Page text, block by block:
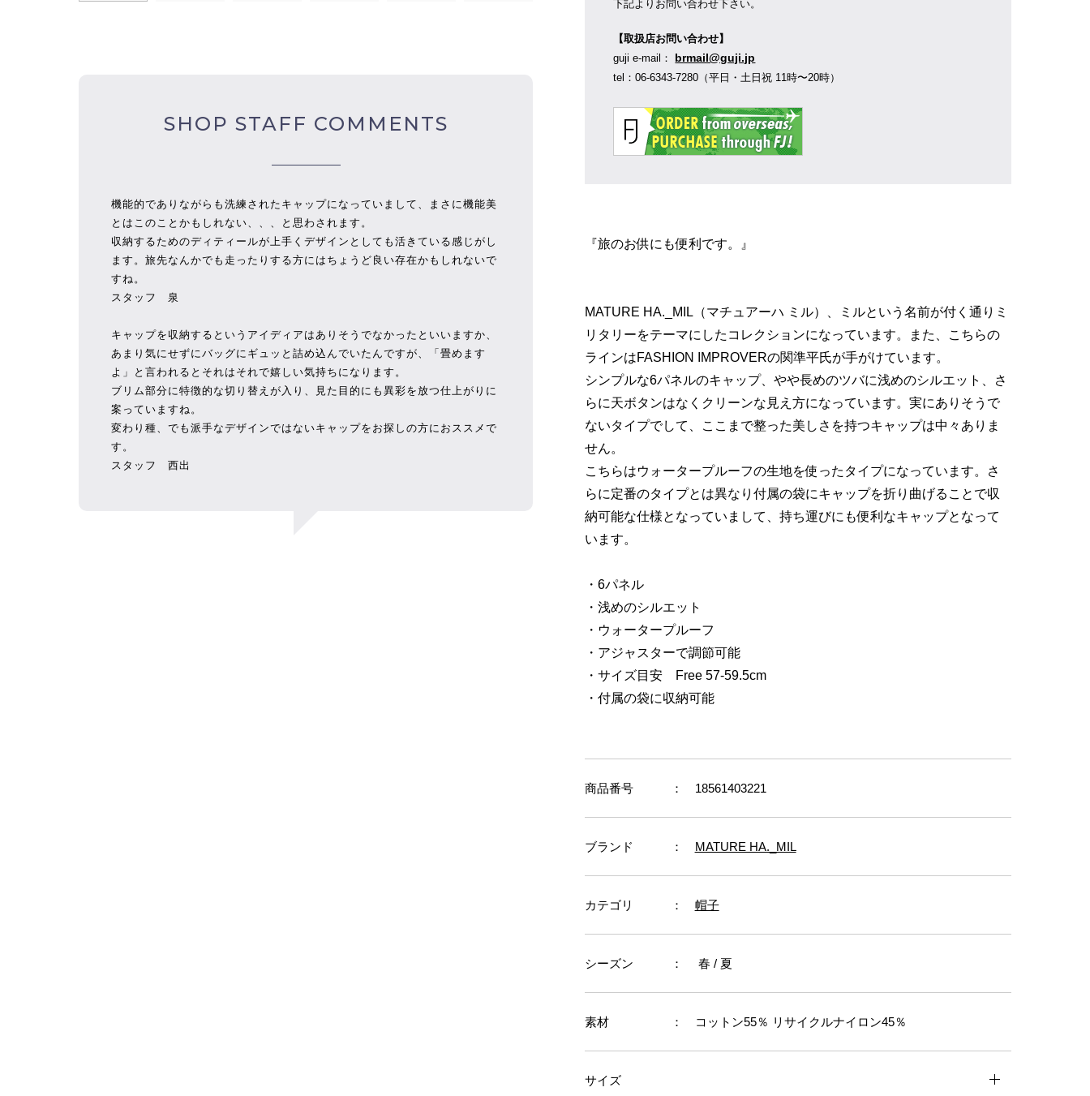
SHOP STAFF COMMENTS
機能的でありながらも洗練されたキャップになっていまして、まさに機能美
とはこのことかもしれない、、、と思わされます。
収納するためのディティールが上手くデザインとしても活きている感じがし
ます。旅先なんかでも走ったりする方にはちょうど良い存在かもしれないで
すね。
スタッフ 泉
キャップを収納するというアイディアはありそうでなかったといいますか、
あまり気にせずにバッグにギュッと詰め込んでいたんですが、「畳めます
よ」と言われるとそれはそれで嬉しい気持ちになります。
ブリム部分に特徴的な切り替えが入り、見た目的にも異彩を放つ仕上がりに
案っていますね。
変わり種、でも派手なデザインではないキャップをお探しの方におススメで
す。
スタッフ 西出
下記よりお問い合わせ下さい。
【取扱店お問い合わせ】
guji e-mail： brmail@guji.jp
tel：06-6343-7280（平日・土日祝 11時〜20時）
『旅のお供にも便利です。』
MATURE HA._MIL（マチュアーハ ミル）、ミルという名前が付く通りミ
リタリーをテーマにしたコレクションになっています。また、こちらの
ラインはFASHION IMPROVERの関準平氏が手がけています。
シンプルな6パネルのキャップ、やや長めのツバに浅めのシルエット、さ
らに天ボタンはなくクリーンな見え方になっています。実にありそうで
ないタイプでして、ここまで整った美しさを持つキャップは中々ありま
せん。
こちらはウォータープルーフの生地を使ったタイプになっています。さ
らに定番のタイプとは異なり付属の袋にキャップを折り曲げることで収
納可能な仕様となっていまして、持ち運びにも便利なキャップとなって
います。
・6パネル
・浅めのシルエット
・ウォータープルーフ
・アジャスターで調節可能
・サイズ目安 Free 57-59.5cm
・付属の袋に収納可能
商品番号 ： 18561403221
ブランド ： MATURE HA._MIL
カテゴリ ： 帽子
シーズン ： 春 / 夏
素材 ： コットン55％ リサイクルナイロン45％
サイズ